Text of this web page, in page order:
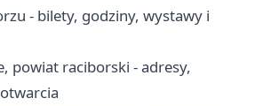
- bilety, godziny, wystawy i
powiat raciborski - adresy,